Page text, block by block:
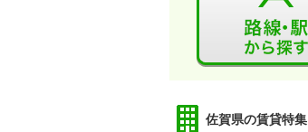
佐賀県の賃貸特集